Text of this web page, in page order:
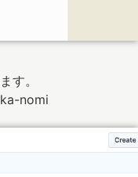
す。
nomi